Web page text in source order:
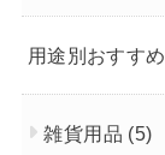
用途別おすす
雑貨用品 (5)